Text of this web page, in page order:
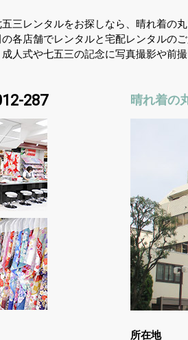
三レンタルをお探しなら、晴れ着の丸
各店舗でレンタルと宅配レンタルのご
人式や七五三の記念に写真撮影や前
287 晴れ着の
所在地